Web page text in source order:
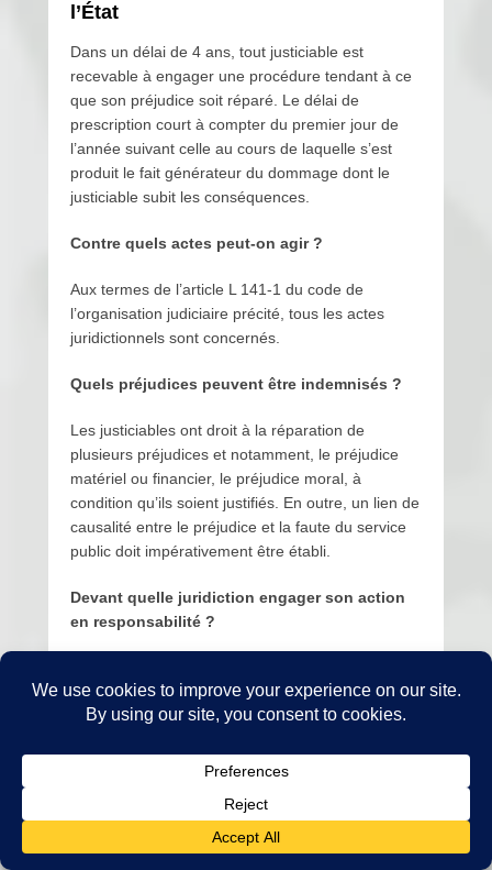
l’État
Dans un délai de 4 ans, tout justiciable est
recevable à engager une procédure tendant à ce
que son préjudice soit réparé. Le délai de
prescription court à compter du premier jour de
l’année suivant celle au cours de laquelle s’est
produit le fait générateur du dommage dont le
justiciable subit les conséquences.
Contre quels actes peut-on agir ?
Aux termes de l’article L 141-1 du code de
l’organisation judiciaire précité, tous les actes
juridictionnels sont concernés.
Quels préjudices peuvent être indemnisés ?
Les justiciables ont droit à la réparation de
plusieurs préjudices et notamment, le préjudice
matériel ou financier, le préjudice moral, à
condition qu’ils soient justifiés. En outre, un lien de
causalité entre le préjudice et la faute du service
public doit impérativement être établi.
Devant quelle juridiction engager son action
en responsabilité ?
pénale, le tribunal judiciaire est la juridiction
compétente pour connaître de l’action en
L’action en responsabilité de l’État est soumise au
respect de certaines formalités.